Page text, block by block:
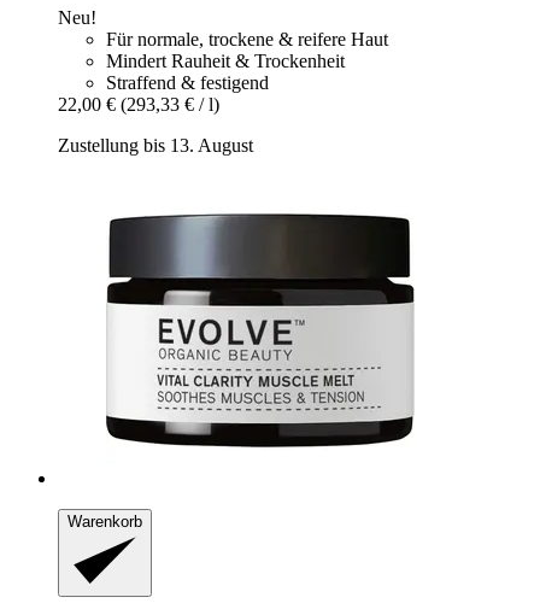
Neu!
Für normale, trockene & reifere Haut
Mindert Rauheit & Trockenheit
Straffend & festigend
22,00 € (293,33 € / l)
Zustellung bis 13. August
Warenkorb